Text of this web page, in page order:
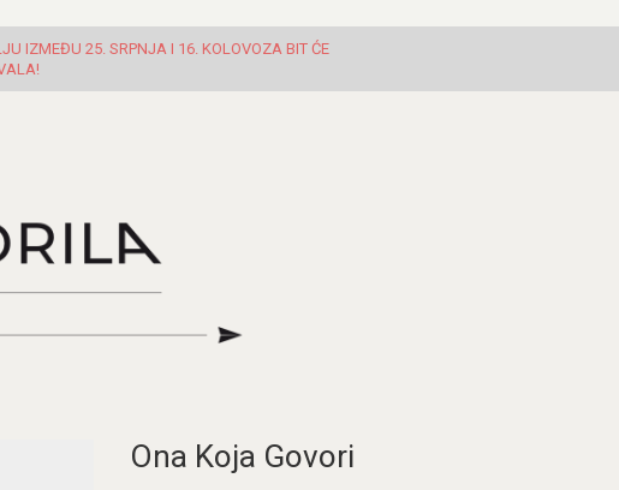
IZMEĐU 25. SRPNJA I 16. KOLOVOZA BIT ĆE
Ona Koja Govori